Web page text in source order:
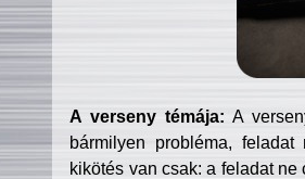
A verseny témája: A
bármilyen probléma, feladat
kikötés van csak: a feladat